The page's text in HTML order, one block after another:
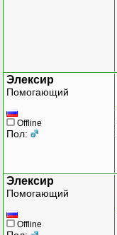
Элексир
Помогающий
Offline
Пол:
Элексир
Помогающий
Offline